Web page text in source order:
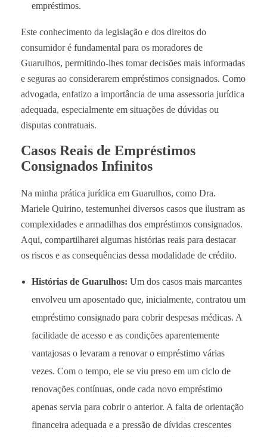
empréstimos.
Este conhecimento da legislação e dos direitos do
consumidor é fundamental para os moradores de
Guarulhos, permitindo-lhes tomar decisões mais informadas
e seguras ao considerarem empréstimos consignados. Como
advogada, enfatizo a importância de uma assessoria jurídica
adequada, especialmente em situações de dúvidas ou
disputas contratuais.
Casos Reais de Empréstimos
Consignados Infinitos
Na minha prática jurídica em Guarulhos, como Dra.
Mariele Quirino, testemunhei diversos casos que ilustram as
complexidades e armadilhas dos empréstimos consignados.
Aqui, compartilharei algumas histórias reais para destacar
os riscos e as consequências dessa modalidade de crédito.
Histórias de Guarulhos: Um dos casos mais marcantes
envolveu um aposentado que, inicialmente, contratou um
empréstimo consignado para cobrir despesas médicas. A
facilidade de acesso e as condições aparentemente
vantajosas o levaram a renovar o empréstimo várias
vezes. Com o tempo, ele se viu preso em um ciclo de
renovações contínuas, onde cada novo empréstimo
apenas servia para cobrir o anterior. A falta de orientação
financeira adequada e a pressão de dívidas crescentes